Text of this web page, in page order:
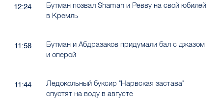
12:24
Бутман позвал Shaman и Ревву на свой юбилей
в Кремль
11:58
Бутман и Абдразаков придумали бал с джазом
и оперой
11:44
Ледокольный буксир "Нарвская застава"
спустят на воду в августе